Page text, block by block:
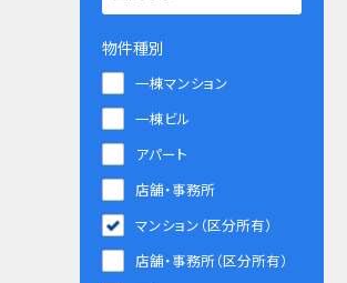
物件種別
一棟マンション
一棟ビル
アパート
店舗・事務所
マンション（区分所有）
店舗・事務所（区分所有）